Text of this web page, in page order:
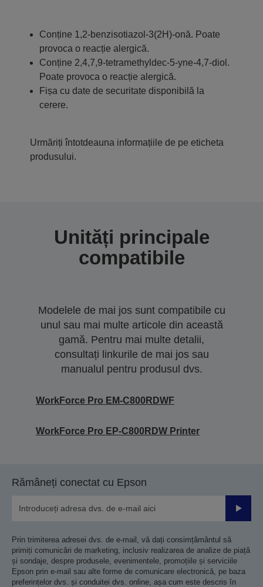
Conține 1,2-benzisotiazol-3(2H)-onă. Poate
provoca o reacție alergică.
Conține 2,4,7,9-tetramethyldec-5-yne-4,7-diol.
Poate provoca o reacție alergică.
Fișa cu date de securitate disponibilă la
cerere.
Urmăriți întotdeauna informațiile de pe eticheta
produsului.
Unități principale
compatibile
Modelele de mai jos sunt compatibile cu
unul sau mai multe articole din această
gamă. Pentru mai multe detalii,
consultați linkurile de mai jos sau
manualul pentru produsul dvs.
WorkForce Pro EM-C800RDWF
WorkForce Pro EP-C800RDW Printer
Rămâneți conectat cu Epson
Prin trimiterea adresei dvs. de e-mail, vă dați consimțământul să
primiți comunicări de marketing, inclusiv realizarea de analize de piață
și sondaje, despre produsele, evenimentele, promoțiile și serviciile
Epson prin e-mail sau alte forme de comunicare electronică, pe baza
preferințelor dvs. și conduitei dvs. online, așa cum este descris în